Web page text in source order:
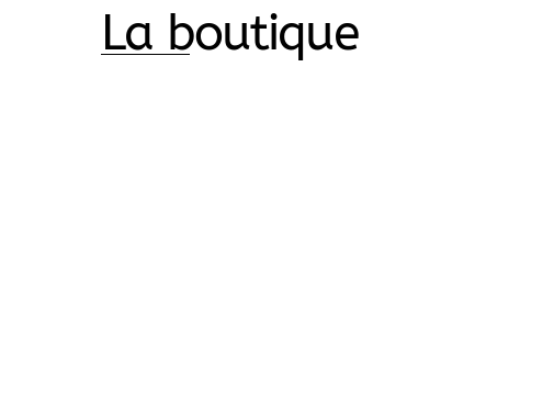
La boutique